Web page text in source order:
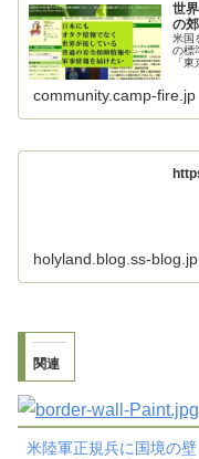
世
の
米国
の標
「
community.camp-fire.jp
holyland.blog.ss-blog.jp
関連
米陸軍正規兵に国境の壁